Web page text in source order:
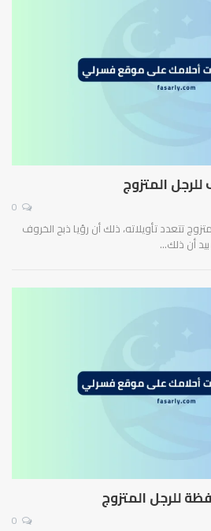
المتزوج
تتعدد تأويلاته، ذلك أن رؤيا ذبح الخروف
أن ذلك…
للرجل المتزوج